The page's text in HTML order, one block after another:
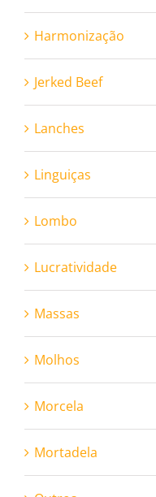
Harmonização
Jerked Beef
Lanches
Linguiças
Lombo
Lucratividade
Massas
Molhos
Morcela
Mortadela